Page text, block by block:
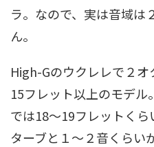
ラ。なので、実は音域は
ん。
High-Gのウクレレで２
15フレット以上のモデ
では18～19フレットく
ターブと１～２音くらい